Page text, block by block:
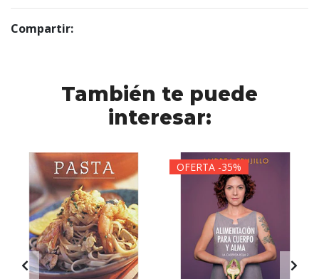
Compartir:
También te puede
interesar:
OFERTA -35%